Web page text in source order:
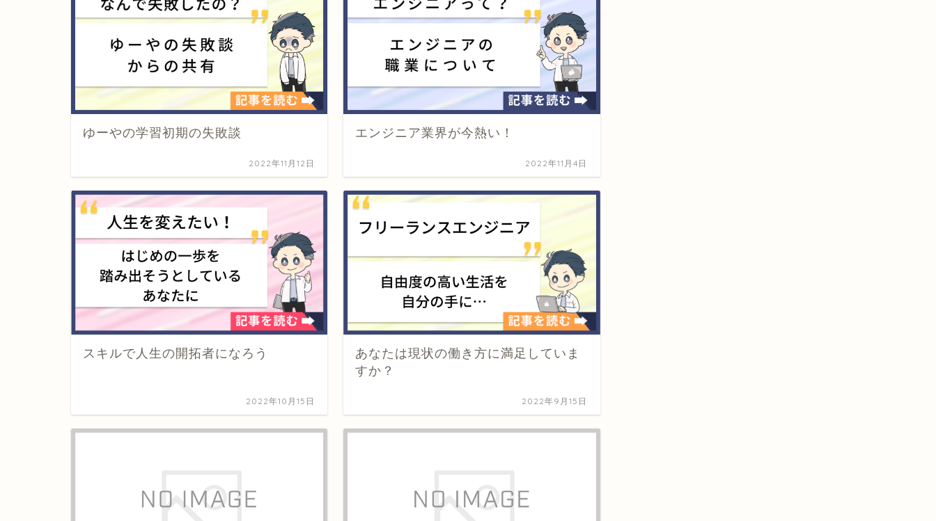
ゆーやの学習初期の失敗談
2022年11月12日
エンジニア業界が今熱い！
2022年11月4日
スキルで人生の開拓者になろう
2022年10月15日
あなたは現状の働き方に満足していま
すか？
2022年9月15日